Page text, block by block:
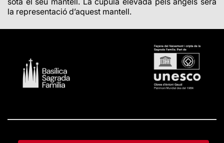
la representació d’aquest mantell.